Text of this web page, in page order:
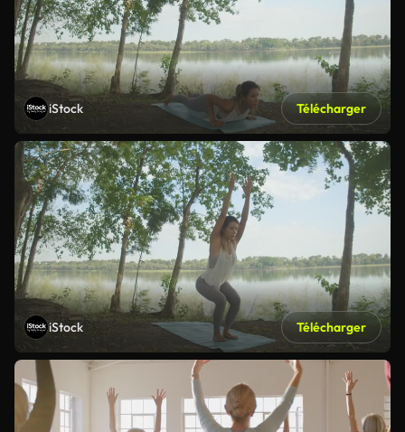
iStock Télécharger
iStock Télécharger